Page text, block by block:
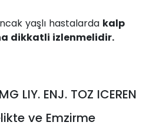
yaşlı hastalarda kalp
dikkatli izlenmelidir.
LIY. ENJ. TOZ ICEREN
ve Emzirme